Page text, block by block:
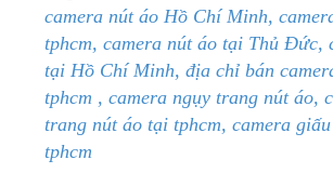
camera nút áo Hồ Chí Minh,
tphcm, camera nút áo tại Thủ Đức,
tại Hồ Chí Minh, địa chỉ bán
tphcm , camera ngụy trang nút áo,
trang nút áo tại tphcm, camera
tphcm